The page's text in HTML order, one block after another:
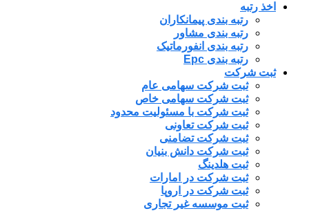
اخذ رتبه
رتبه بندی پیمانکاران
رتبه بندی مشاور
رتبه بندی انفورماتیک
رتبه بندی Epc
ثبت شرکت
ثبت شرکت سهامی عام
ثبت شرکت سهامی خاص
ثبت شرکت با مسئولیت محدود
ثبت شرکت تعاونی
ثبت شرکت تضامنی
ثبت شرکت دانش بنیان
ثبت هلدینگ
ثبت شرکت در امارات
ثبت شرکت در اروپا
ثبت موسسه غیر تجاری